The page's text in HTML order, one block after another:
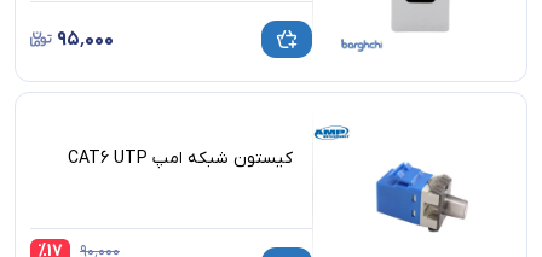
۹۵٬۰۰۰
کیستون شبکه امپ CAT6 UTP
۹۰٬۰۰۰ %17